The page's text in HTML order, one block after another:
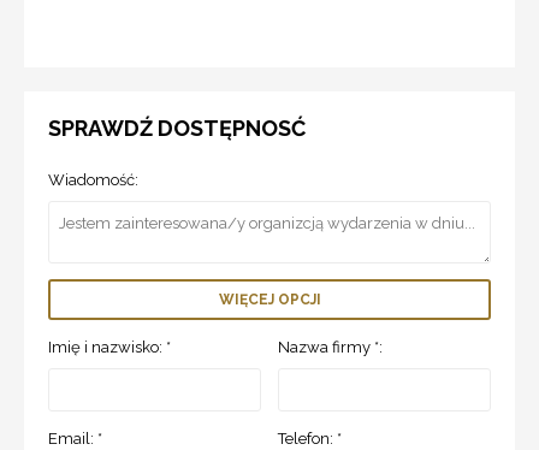
SPRAWDŹ DOSTĘPNOSĆ
Wiadomość:
WIĘCEJ OPCJI
Imię i nazwisko: * Nazwa firmy *:
Email: * Telefon: *